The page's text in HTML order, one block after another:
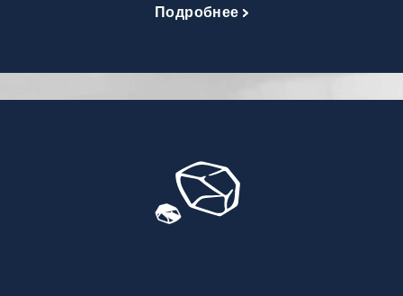
Подробнее